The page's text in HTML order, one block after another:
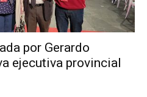
por Gerardo
ejecutiva provincial